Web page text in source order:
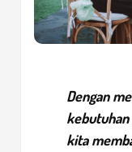
Dengan
kebutuhan
kita